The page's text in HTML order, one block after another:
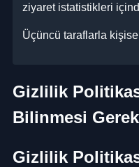
ziyaret istatistikleri
Üçüncü taraflarla
Gizlilik
Bilinmesi
Gizlilik